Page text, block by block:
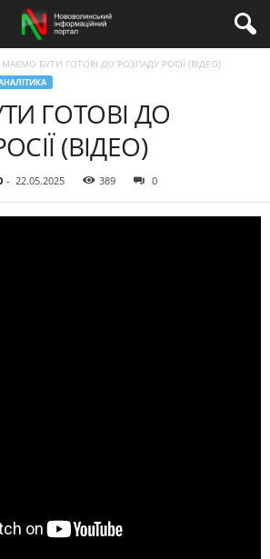
МАЄМО БУТИ ГОТОВІ ДО РОЗПАДУ РОСІЇ (ВІДЕО)
ГОТОВІ ДО
(ВІДЕО)
- 22.05.2025 389 0